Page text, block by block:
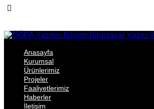
Anasayfa
Kurumsal
Ürünlerimiz
Projeler
Faaliyetlerimiz
Haberler
İletişim